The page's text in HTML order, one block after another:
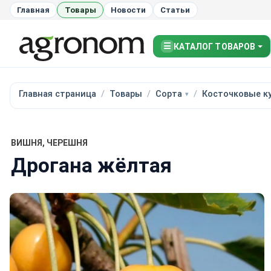
Главная Товары Новости Статьи
☰ КАТАЛОГ ТОВАРОВ
Главная страница Товары Сорта Косточковые
ВИШНЯ, ЧЕРЕШНЯ
Дрогана жёлтая